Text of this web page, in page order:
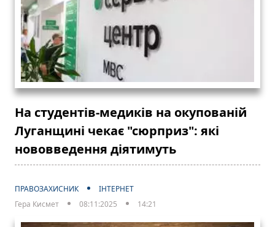
На студентів-медиків на окупованій
Луганщині чекає "сюрприз": які
нововведення діятимуть
ПРАВОЗАХИСНИК
ІНТЕРНЕТ
Гера Кисмет
08:11:2025 14:21